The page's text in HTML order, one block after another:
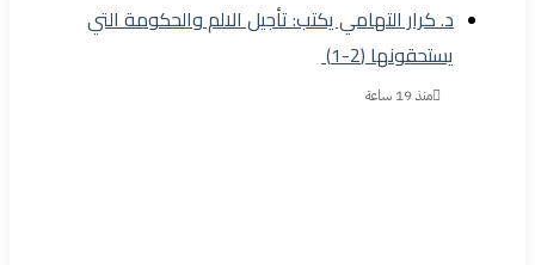
د. كرار التهامي يكتب: تأجيل الالم والحكومة التي
يستحقونها (2-1)
منذ 19 ساعة